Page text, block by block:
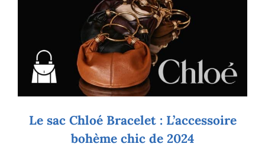
Le sac Chloé Bracelet : L’accessoire
bohème chic de 2024